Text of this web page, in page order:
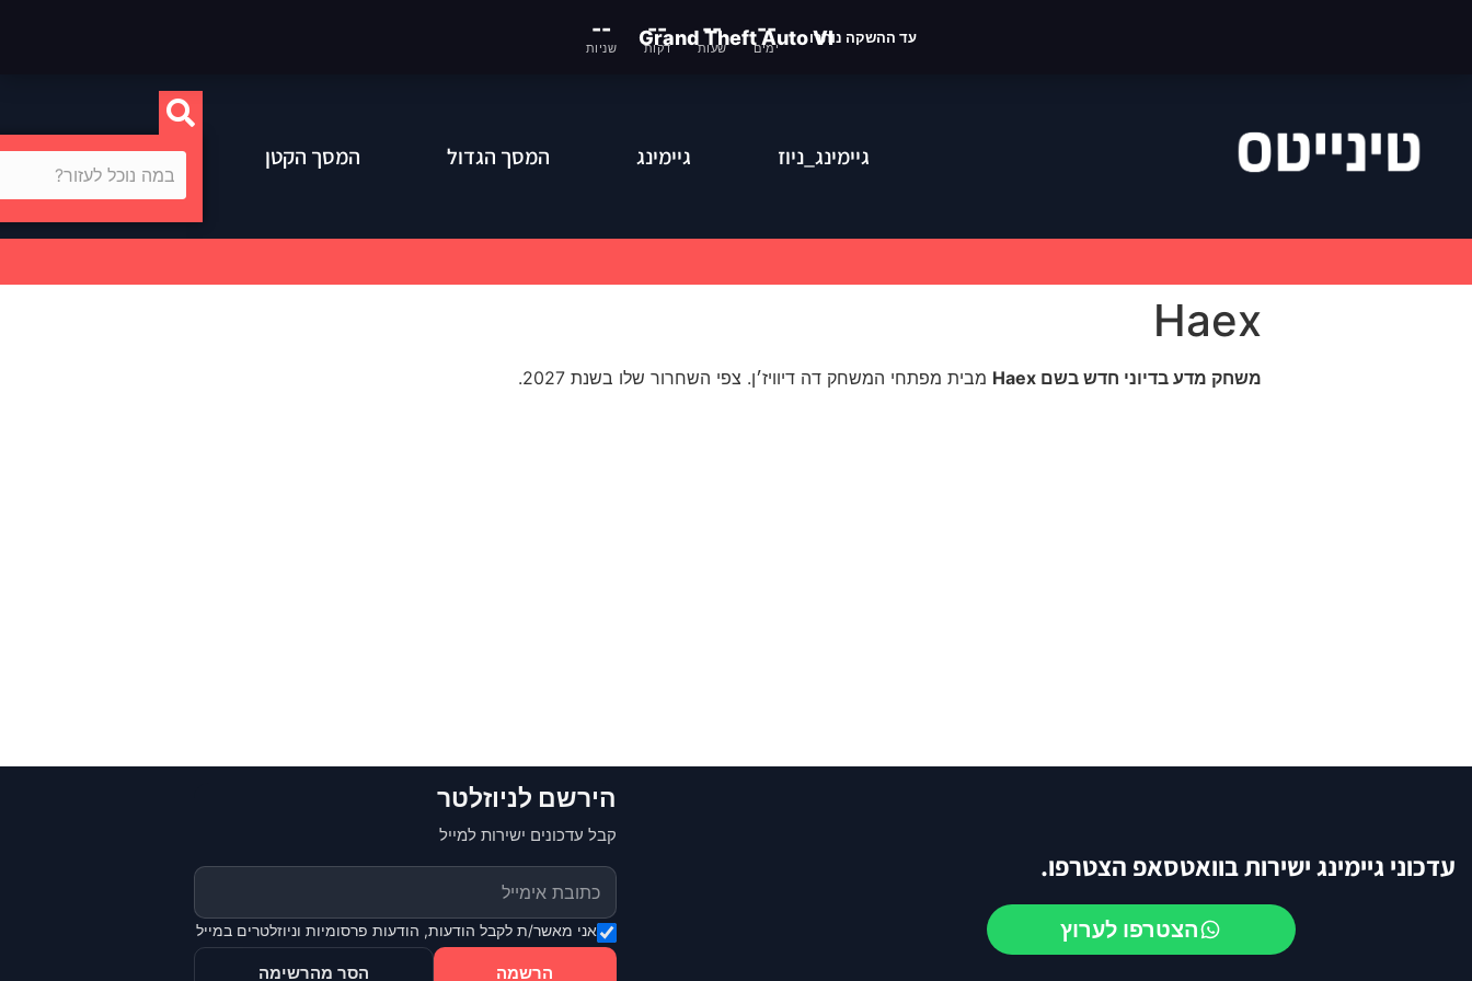
עד ההשקה נותרוGrand Theft Auto VI
--
ימים
--
שעות
--
דקות
--
שניות
גיימינג_ניוז גיימינג המסך הגדול המסך הקטן
Haex
משחק מדע בדיוני חדש בשם מבית מפתחי המשחק דה דיוויז׳ן. צפי השחרור שלו בשנת
עדכוני גיימינג ישירות בוואטסאפ הצטרפו.
הצטרפו לערוץ
הירשם לניוזלטר
קבל עדכונים ישירות למייל
אני מאשר/ת לקבל הודעות, הודעות פרסומיות וניוזלטרים במייל
הרשמה הסר מהרשימה